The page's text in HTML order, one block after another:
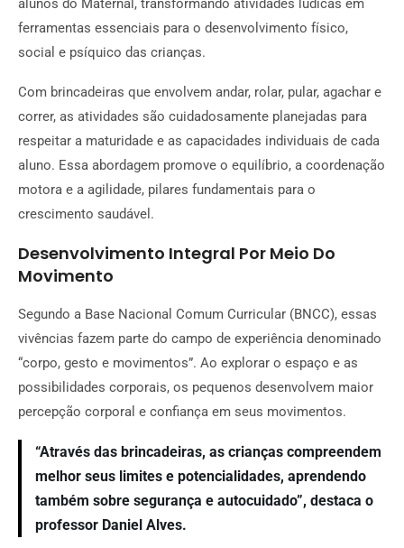
alunos do Maternal, transformando atividades lúdicas em
ferramentas essenciais para o desenvolvimento físico,
social e psíquico das crianças.
Com brincadeiras que envolvem andar, rolar, pular, agachar e
correr, as atividades são cuidadosamente planejadas para
respeitar a maturidade e as capacidades individuais de cada
aluno. Essa abordagem promove o equilíbrio, a coordenação
motora e a agilidade, pilares fundamentais para o
crescimento saudável.
Desenvolvimento Integral Por Meio Do
Movimento
Segundo a Base Nacional Comum Curricular (BNCC), essas
vivências fazem parte do campo de experiência denominado
“corpo, gesto e movimentos”. Ao explorar o espaço e as
possibilidades corporais, os pequenos desenvolvem maior
percepção corporal e confiança em seus movimentos.
“Através das brincadeiras, as crianças compreendem
melhor seus limites e potencialidades, aprendendo
também sobre segurança e autocuidado”, destaca o
professor Daniel Alves.